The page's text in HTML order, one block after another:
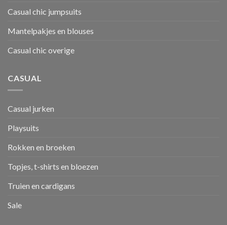
Casual chic jumpsuits
Mantelpakjes en blouses
Casual chic overige
CASUAL
Casual jurken
Playsuits
Rokken en broeken
Topjes, t-shirts en bloezen
Truien en cardigans
Sale